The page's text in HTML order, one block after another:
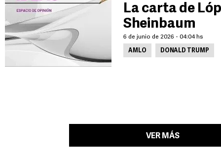
La carta de
Sheinbaum
6 de junio de 2026 - 04:04 hs
AMLO DONALD TRUMP
VER MÁS